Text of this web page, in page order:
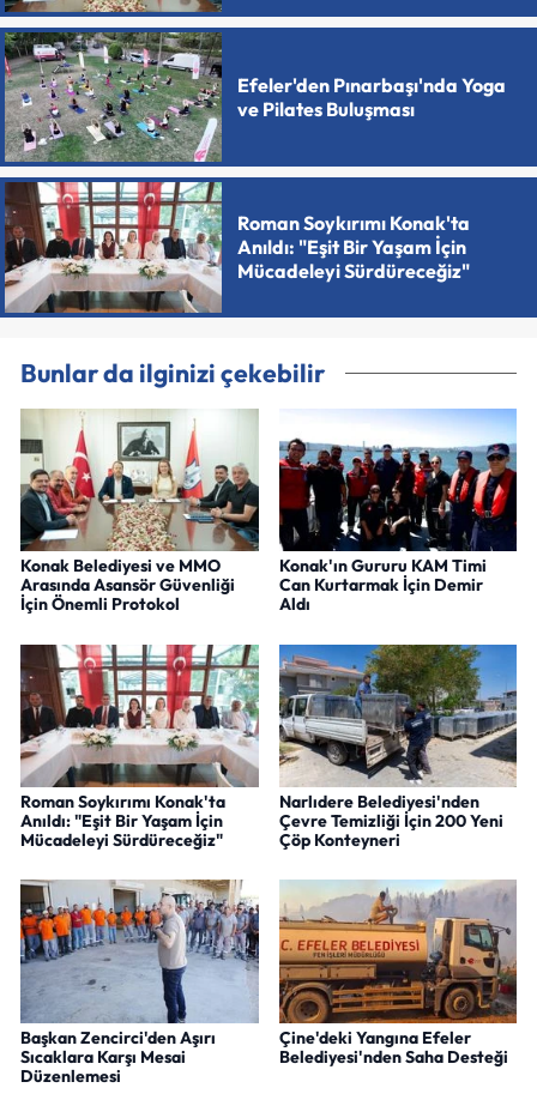
Efeler'den Pınarbaşı'nda Yoga
ve Pilates Buluşması
Roman Soykırımı Konak'ta
Anıldı: "Eşit Bir Yaşam İçin
Mücadeleyi Sürdüreceğiz"
Bunlar da ilginizi çekebilir
Konak Belediyesi ve MMO
Arasında Asansör Güvenliği
İçin Önemli Protokol
Konak'ın Gururu KAM Timi
Can Kurtarmak İçin Demir
Aldı
Roman Soykırımı Konak'ta
Anıldı: "Eşit Bir Yaşam İçin
Mücadeleyi Sürdüreceğiz"
Narlıdere Belediyesi'nden
Çevre Temizliği İçin 200 Yeni
Çöp Konteyneri
Başkan Zencirci'den Aşırı
Sıcaklara Karşı Mesai
Düzenlemesi
Çine'deki Yangına Efeler
Belediyesi'nden Saha Desteği